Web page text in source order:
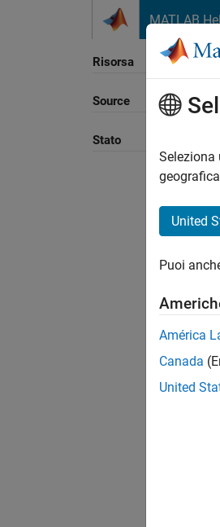
MATLAB
Risorsa
Source
Stato
Seleziona
United
Puoi
América
Canada
United